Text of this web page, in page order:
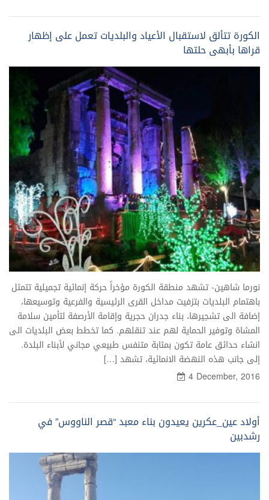
الكورة تتألق لاستقبال الأعياد والبلديات تعمل على إظهار
قراها بأبهى حلتها
نورما شاهين- تشهد منطقة الكورة مؤخراً حركة إنمائية تجميلية تتمثل
باهتمام البلديات بتزفيت مداخل القرى الرئيسية والفرعية وتوسيعها،
إضافة الى تشجيرها، بناء جدران حجرية وإقامة الأرصفة لتأمين سلامة
المشاة وتوفير الحماية لهم عند تنقلهم. كما تخطط بعض البلديات الى
انشاء حدائق عامة تكون بمثابة متنفس طبيعي مجاني لأبناء البلدة.
إلى جانب هذه النهضة الانمائية، تشهد […]
4 December, 2016
أولاد عين_عكرين يعيدون بناء معبد “قصر الناووس” في
رشدبين